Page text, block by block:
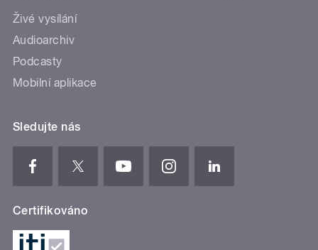
Živé vysílání
Audioarchiv
Podcasty
Mobilní aplikace
Sledujte nás
Certifikováno